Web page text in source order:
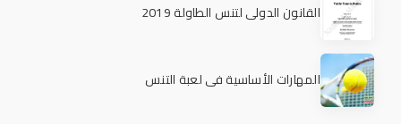
القانون الدولي لتنس الطاولة 2019
المهارات الأساسية في لعبة التنس